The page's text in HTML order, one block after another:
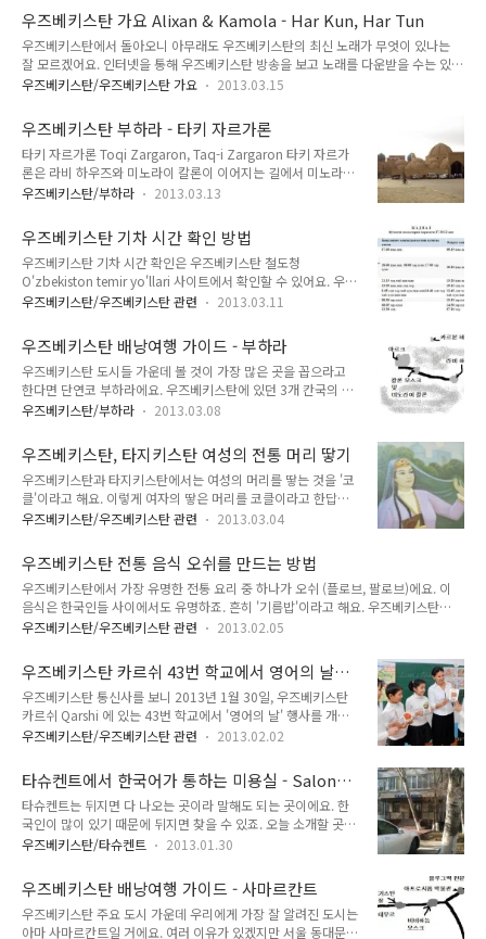
고로 남쪽의 중심 도시는 테르미즈랍니다. 우즈베키스탄에서 테
르미즈 간다고 하면 아프가니..
을 한 자리에 불렀습니다. "얘들아, 너희들에게 유산으로 금 한
자루, 가축 한 무리, 그리고 책 한 꾸러미를 물려주도로곡 하마.
누가 무엇을 택하겠느냐? 하나씩 가져가거라!" 큰 아들은 잽싸
게 금 한 자루를 낚아채었습니다. 둘째 아들은 가축 한 무리를 가
지겠다고 말했습니다. 막내 아들에게 남은 것은 오직 책 한 꾸러
하지 않고 책 한 꾸러미를 품에 안았습니다. 큰 형은 "내 재산은
다른 재산을 불러..
우즈베키스탄 가요 Alixan & Kamola - Har Kun, Har Tun
우즈베키스탄에서 돌아오니 아무래도 우즈베키스탄의 최신 노래가 무엇이 있나는
잘 모르겠어요. 인터넷을 통해 우즈베키스탄 방송을 보고 노래를 다운받을 수는 있는
데 노래를 다 다운받아 듣기는 귀찮고, 만만한 것이 방송을 듣는 것인데 자취방에 인
라 우즈베키스탄에서와 마찬가지로 테더링으로 인터넷을 쓰고 있는데 TV방송 보려
고 하면 자꾸 끊기거든요. 그래서 예전 우즈베키스탄에서 즐겨 듣던 노래를 가끔 다
시 듣고 있는데 그 중 하나가 바로 Alixan & Kamola 의 Har Kun, Har Tun 이에요.
참고로 이 글을 써야겠다는 생각은 우즈베키스탄에 있을 때에 했어요. 그래서 미리
동영상을 찾아서 동영상 링크를 블로그에 저장해 두..
우즈베키스탄/우즈베키스탄 가요 2013.03.15
우즈베키스탄 부하라 - 타키 자르가론
타키 자르가론 Toqi Zargaron, Taq-i Zargaron 타키 자르가
론은 라비 하우즈와 미노라이 칼론이 이어지는 길에서 미노라이
칼론 쪽으로 마지막에 위치한고 있습니다. 타키 자르가론을 빠져
탑이 바로 미노라이 칼론입니다. 16세기 역사서술자 카피지 타
지쉬의 기록에 따르면, 타키 자르가론은 1569-1570년에 지어
진 부하라에서 가장 큰 교역 장소였다고 합니다. 타키 자르가론
의 의미는 ‘보석세공인들의 돔’이라는 뜻이며, 매우 재미있는 형
태를 가진 건물입니다. 타키 자르가론의 돔 천장들은 매우 아름
천장이 아니며, 모든 천장은 건축 형태를 그대로 보여주고 있습
니다. 타키 자르가..
우즈베키스탄/부하라 2013.03.13
우즈베키스탄 기차 시간 확인 방법
우즈베키스탄 기차 시간 확인은 우즈베키스탄 철도청
O'zbekiston temir yo'llari 사이트에서 확인할 수 있어요. 우즈
베키스탄 철도청의 기차 시간표를 여기에 링크겁니다.
우즈베크어와 러시아어만 지원해요. 그래서 기차 시간표를 보면
이렇게 되어 있답니다. 왼쪽부터 '열차 번호 - 노선 - 출발지 출발
시각 - 종점 도착 시간' 으로 되어 있어요. 그리고 국내선과 국제
선이 한 표에 전부 들어가 있답니다. 참고로 Afrosiyob는 타슈
켄트-사마르칸트 간에 운행중인 특급열차에요. 그리고 우즈베크
면 1. 우즈베키스탄 도시명 (왼쪽에서 두 번째 칸 볼 ..
우즈베키스탄/우즈베키스탄 관련 2013.03.11
우즈베키스탄 배낭여행 가이드 - 부하라
우즈베키스탄 도시들 가운데 볼 것이 가장 많은 곳을 꼽으라고
한다면 단연코 부하라에요. 우즈베키스탄에 있던 3개 칸국의 수
도였으며, 지금도 우즈베키스탄 주요 도시 중 하나이죠. 이러다
연히 한정되어 있지만, 그 한정된 곳조차 크답니다. 부하라가 작
다고 하는 사람들은 그냥 대충 본 사람들이라 생각하시면 되요.
정말로 잘 모르고 대충 본 사람들이나 부하라 작다고 합니다. 현
지인들이 한결같이 부하라는 볼 거 많고 큰 도시라고 합니다. 부
하라 현지인들은 부하라 보려고 하면 3일 걸린다고 해요. 물론
정도까지 걸리지는 않지만, 부하라가 작다고 하는 말을 헛소리라
고 단정지어도 될 정도로 큰 곳임..
우즈베키스탄/부하라 2013.03.08
우즈베키스탄, 타지키스탄 여성의 전통 머리 땋기
우즈베키스탄과 타지키스탄에서는 여성의 머리를 땋는 것을 '코
클'이라고 해요. 이렇게 여자의 땋은 머리를 코클이라고 한답니
다. 코클을 하게 된 이유는 옛날에 여자들이 머리를 길게 길렀는
관리하기 위해 저렇게 머리를 땋았다고 해요. 긴 머리가 여성의
매력 중 하나라고 보았는데 그냥 풀러놓으면 당연히 봉두난발이
될 테니 저렇게 머리를 땋은 것이지요. 이 코클은 우즈베키스탄
및 타지키스탄의 전통 머리 땋기인데 두 곳에 약간의 차이가 있
답니다. 타지키스탄은 여자가 양쪽 두 갈래로 땋아요. 아이도 어
미혼 여성은 가늘고 여러 개로 머리를 땋고, 기혼 여성은 머리를
두 갈래로 땋아요. 그림 속 ..
우즈베키스탄/우즈베키스탄 관련 2013.03.04
우즈베키스탄 전통 음식 오쉬를 만드는 방법
우즈베키스탄에서 가장 유명한 전통 요리 중 하나가 오쉬 (플로브, 팔로브)에요. 이
음식은 한국인들 사이에서도 유명하죠. 흔히 '기름밥'이라고 해요. 우즈베키스탄
TVM (우리나라 MTV와 비슷한 채널) 에서는 Oshga marhamat 라는 오쉬 대결 프
니라 거진 1년간 우즈베키스탄 전 지역의 참가자들이 참가해 대결을 하는 것이었어
요. 그리고 연말에 결승전이 열리죠. 재작년 것은 타슈켄트 오쉬 요리사 (우즈베크어
로는 Oshpaz 라고 합니다) 와 안디잔 오쉬 요리사가 결승에서 대결했는데, 안디잔
요리사가 요리하기 매우 힘든 '데브지라'라는 쌀을 썼는데, 쌀이 설익어서 져버렸다
고 들었어요. 그리고 작년 것은 집에 TV가 없..
우즈베키스탄/우즈베키스탄 관련 2013.02.05
우즈베키스탄 카르쉬 43번 학교에서 영어의 날
행사 개최
우즈베키스탄 통신사를 보니 2013년 1월 30일, 우즈베키스탄
카르쉬 Qarshi 에 있는 43번 학교에서 '영어의 날' 행사를 개최
했다고 하네요. 이게 우즈베키스탄 통신사에 보도될 일인가는 둘
을 보여주는 작은 행사였다고 할 수 있어요. 우즈베키스탄에서
영어가 안 통한다는 것은 우즈베키스탄 관광을 가장 어렵게 하는
요인이었어요. 말만 통하면 별로 어려울 게 없지만, 영어가 아예
안 통하는 지역이다보니 여행의 난이도가 쭉 올라가거든요. 미국
으로 일하러 가는 우즈벡인들도 증가하고 있는 추세이기 때문에
하는 생각이 듭니다.
우즈베키스탄/우즈베키스탄 관련 2013.02.02
타슈켄트에서 한국어가 통하는 미용실 - Salon
Ahn's
타슈켄트는 뒤지면 다 나오는 곳이라 말해도 되는 곳이에요. 한
국인이 많이 있기 때문에 뒤지면 찾을 수 있죠. 오늘 소개할 곳은
한국어가 통하는 미용실인 Salon Ahn's 입니다. 이곳은 고려인
자를 수 있는 곳이랍니다. 그리고 고려인분들께서 한국어를 잘
하십니다. 가는 방법은 Oybek 지하철역으로 갑니다. 또는 타슈
켄트역에서 트램길을 따라 타슈켄트역을 등지고 쭉 걸어가시면
되요. 그러면 엔젤스푸드가 나와요. 오이벡 역으로 전철을 타고
우즈베키스탄/타슈켄트 2013.01.30
우즈베키스탄 배낭여행 가이드 - 사마르칸트
우즈베키스탄 주요 도시 가운데 우리에게 가장 잘 알려진 도시는
아마 사마르칸트일 거에요. 여러 이유가 있겠지만 서울 동대문에